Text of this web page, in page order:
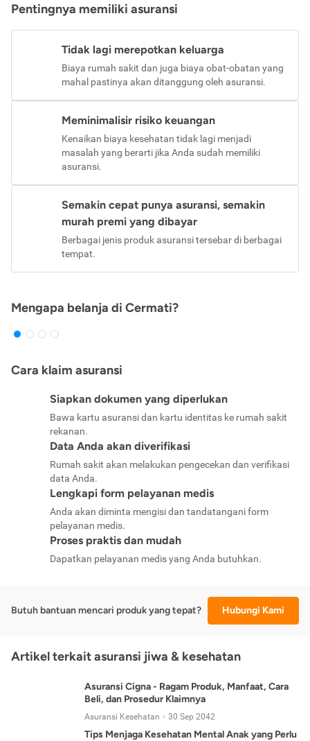
Pentingnya memiliki asuransi
Tidak lagi merepotkan keluarga
Biaya rumah sakit dan juga biaya obat-obatan yang
mahal pastinya akan ditanggung oleh asuransi.
Meminimalisir risiko keuangan
Kenaikan biaya kesehatan tidak lagi menjadi
masalah yang berarti jika Anda sudah memiliki
asuransi.
Semakin cepat punya asuransi, semakin
murah premi yang dibayar
Berbagai jenis produk asuransi tersebar di berbagai
tempat.
Mengapa belanja di Cermati?
Cara klaim asuransi
Siapkan dokumen yang diperlukan
Bawa kartu asuransi dan kartu identitas ke rumah sakit
rekanan.
Data Anda akan diverifikasi
Rumah sakit akan melakukan pengecekan dan verifikasi
data Anda.
Lengkapi form pelayanan medis
Anda akan diminta mengisi dan tandatangani form
pelayanan medis.
Proses praktis dan mudah
Dapatkan pelayanan medis yang Anda butuhkan.
Butuh bantuan mencari produk yang tepat? Hubungi Kami
Artikel terkait asuransi jiwa & kesehatan
Asuransi Cigna - Ragam Produk, Manfaat, Cara
Beli, dan Prosedur Klaimnya
Asuransi Kesehatan 30 Sep 2042
Tips Menjaga Kesehatan Mental Anak yang Perlu